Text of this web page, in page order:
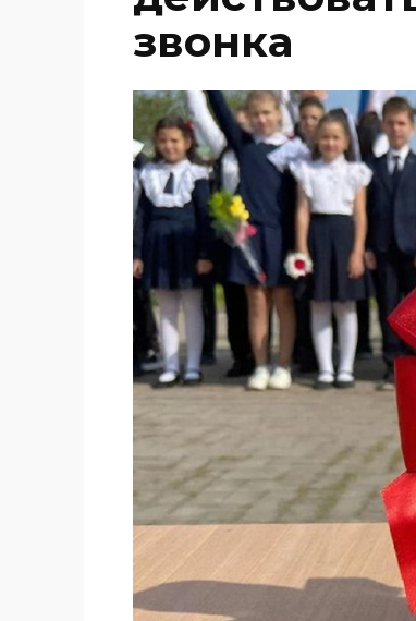
звонка